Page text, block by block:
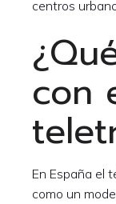
centros
con
En España el
como un